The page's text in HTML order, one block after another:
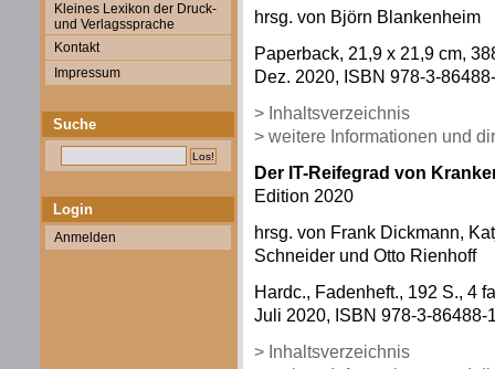
Kleines Lexikon der Druck-
und Verlagssprache
Kontakt
Impressum
Suche
Login
Anmelden
hrsg. von Björn Blankenheim
Paperback, 21,9 x 21,9 cm,
Dez. 2020, ISBN 978-3-
> Inhaltsverzeichnis
> weitere Informationen und
Der IT-Reifegrad von
Edition 2020
hrsg. von Frank Dickmann,
Schneider und Otto Rienhoff
Hardc., Fadenheft., 192 S., 4
Juli 2020, ISBN 978-3-86488-
> Inhaltsverzeichnis